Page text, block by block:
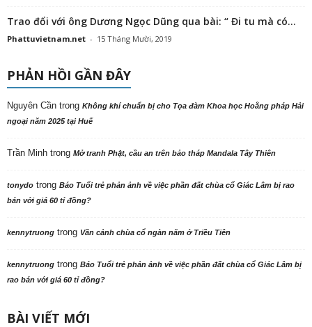
Trao đổi với ông Dương Ngọc Dũng qua bài: “ Đi tu mà có...
Phattuvietnam.net - 15 Tháng Mười, 2019
PHẢN HỒI GẦN ĐÂY
Nguyên Cần trong Không khí chuẩn bị cho Tọa đàm Khoa học Hoằng pháp Hải
ngoại năm 2025 tại Huế
Trần Minh trong Mở tranh Phật, cầu an trên bảo tháp Mandala Tây Thiên
tonydo trong Báo Tuổi trẻ phản ảnh về việc phần đất chùa cổ Giác Lâm bị rao
bán với giá 60 tỉ đồng?
kennytruong trong Vãn cảnh chùa cổ ngàn năm ở Triều Tiên
kennytruong trong Báo Tuổi trẻ phản ảnh về việc phần đất chùa cổ Giác Lâm bị
rao bán với giá 60 tỉ đồng?
BÀI VIẾT MỚI